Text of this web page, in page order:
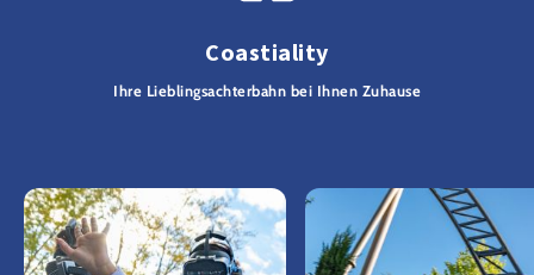
Coastiality
Ihre Lieblingsachterbahn bei Ihnen Zuhause